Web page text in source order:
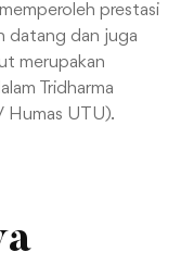
prestasi
datang dan juga
merupakan
Tridharma
Humas UTU).